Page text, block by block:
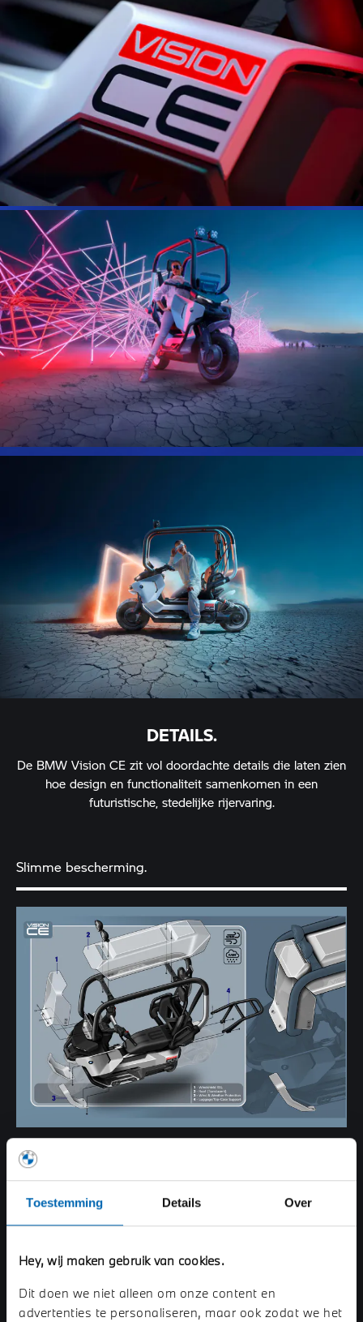
Toestemming Details Over
Hey, wij maken gebruik van cookies.
Dit doen we niet alleen om onze content en
advertenties te personaliseren, maar ook zodat we het
DETAILS.
De BMW Vision CE zit vol doordachte details die laten zien
hoe design en functionaliteit samenkomen in een
futuristische, stedelijke rijervaring.
Slimme bescherming.
SLIMME BESCHERMING.
De BMW Vision CE combineert geavanceerde
bescherming met een minimalistisch, open ontwerp.
blijven wind en regen op afstand, zonder het gevoel van
vrijheid te beperken. Het lichte frame en de doordachte
constructie zorgen voor een natuurlijke rijervaring waarin
veiligheid, comfort en stijl samenkomen.